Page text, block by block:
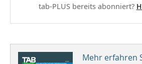
tab-PLUS bereits abonniert?
Mehr erfahren